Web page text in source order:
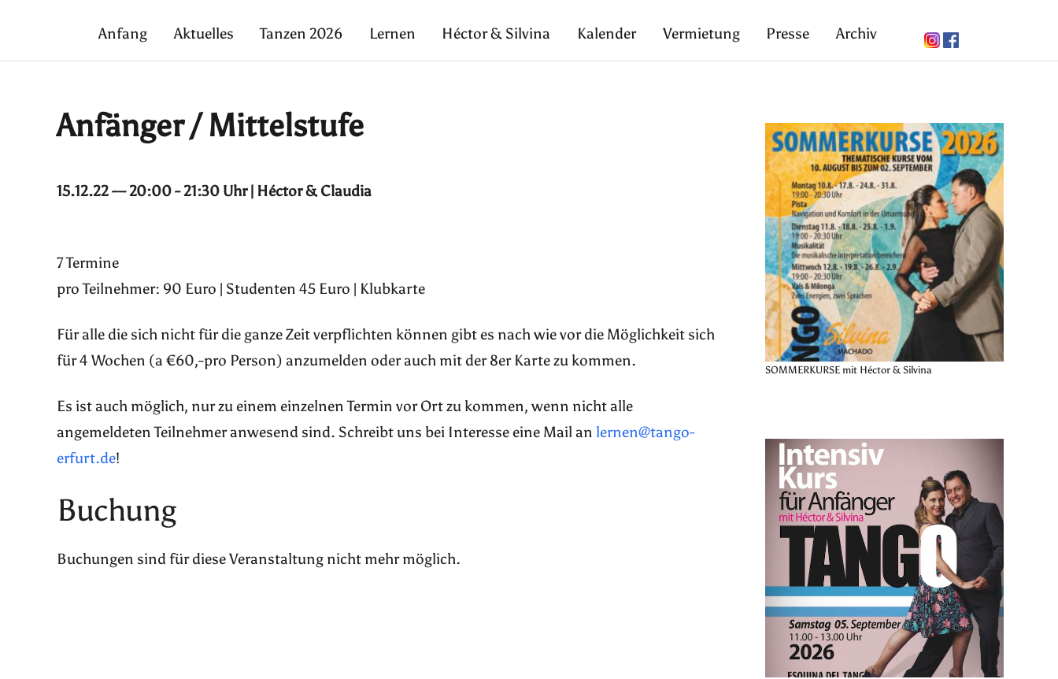
Anfang Aktuelles Tanzen 2026 Lernen Héctor & Silvina Kalender Vermietung Presse Archiv
Anfänger / Mittelstufe
15.12.22 — 20:00 - 21:30 Uhr | Héctor & Claudia
7 Termine
pro Teilnehmer: 90 Euro | Studenten 45 Euro | Klubkarte
Für alle die sich nicht für die ganze Zeit verpflichten können gibt es nach wie vor die Möglichkeit sich
für 4 Wochen (a €60,-pro Person) anzumelden oder auch mit der 8er Karte zu kommen.
Es ist auch möglich, nur zu einem einzelnen Termin vor Ort zu kommen, wenn nicht alle
angemeldeten Teilnehmer anwesend sind. Schreibt uns bei Interesse eine Mail an lernen@tango-
erfurt.de!
Buchung
Buchungen sind für diese Veranstaltung nicht mehr möglich.
SOMMERKURSE mit Héctor & Silvina